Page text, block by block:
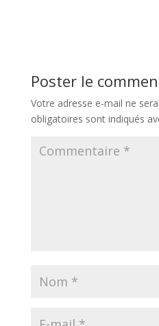
o
o
k
er
Poster le
Votre adresse e-mail ne
obligatoires sont indiqués